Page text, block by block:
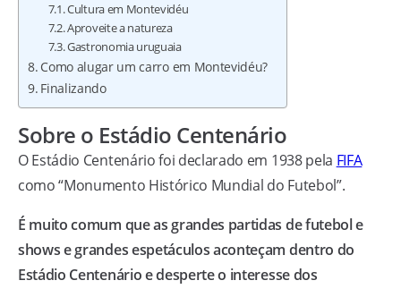
Cultura em Montevidéu
Aproveite a natureza
Gastronomia uruguaia
Como alugar um carro em Montevidéu?
Finalizando
Sobre o Estádio Centenário
O Estádio Centenário foi declarado em 1938 pela FIFA
como “Monumento Histórico Mundial do Futebol”.
É muito comum que as grandes partidas de futebol e
shows e grandes espetáculos aconteçam dentro do
Estádio Centenário e desperte o interesse dos